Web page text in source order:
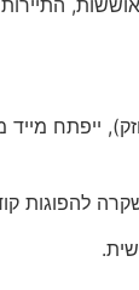
ייפתח
להפוגות